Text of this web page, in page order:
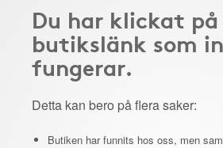
Du har klickat på
butikslänk som
fungerar.
Detta kan bero på flera saker:
Butiken har funnits hos oss, men